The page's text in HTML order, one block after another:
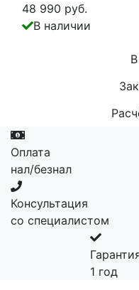
48 990 руб.
В наличии
Оплата
нал/безнал
Консультация
со специалистом
1 год